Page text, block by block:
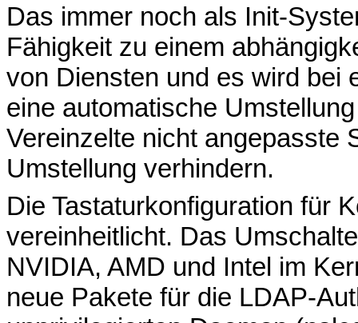
Das immer noch als Init-
Fähigkeit zu einem
von Diensten und es wird bei
eine automatische
Vereinzelte nicht angepasste
Umstellung verhindern.
Die Tastaturkonfiguration für
vereinheitlicht. Das
NVIDIA, AMD und Intel im
neue Pakete für die LDAP-